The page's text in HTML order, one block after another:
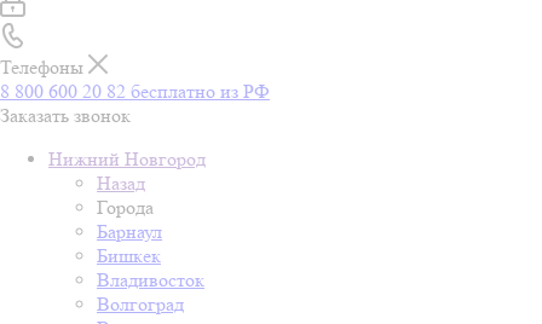
Телефоны
8 800 600 20 82 бесплатно из РФ
Заказать звонок
Нижний Новгород
Назад
Города
Барнаул
Бишкек
Владивосток
Волгоград